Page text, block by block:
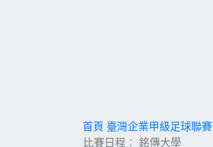
首頁 臺灣企業甲級足球聯賽
比賽日程： 銘傳大學